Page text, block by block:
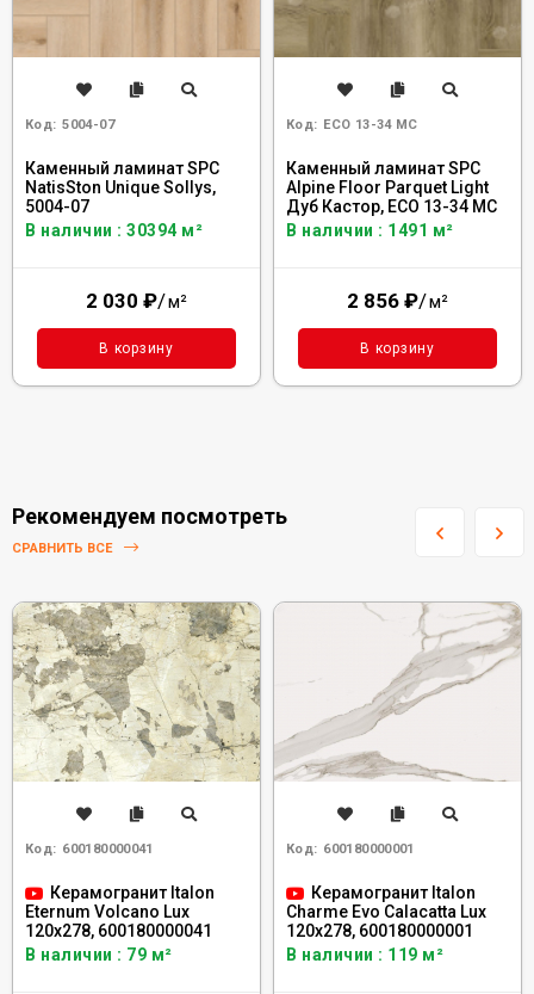
Код: 5004-07
Каменный ламинат SPC
NatisSton Unique Sollys,
5004-07
В наличии : 30394 м²
2 030 ₽/м²
В корзину
Код: ECO 13-34 MC
Каменный ламинат SPC
Alpine Floor Parquet Light
Дуб Кастор, ЕСО 13-34 MC
В наличии : 1491 м²
2 856 ₽/м²
В корзину
Рекомендуем посмотреть
СРАВНИТЬ ВСЕ
Код: 600180000041
Керамогранит Italon
Eternum Volcano Lux
120x278, 600180000041
В наличии : 79 м²
Код: 600180000001
Керамогранит Italon
Charme Evo Calacatta Lux
120x278, 600180000001
В наличии : 119 м²